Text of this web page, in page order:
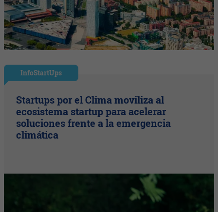
InfoStartUps
Startups por el Clima moviliza al
ecosistema startup para acelerar
soluciones frente a la emergencia
climática